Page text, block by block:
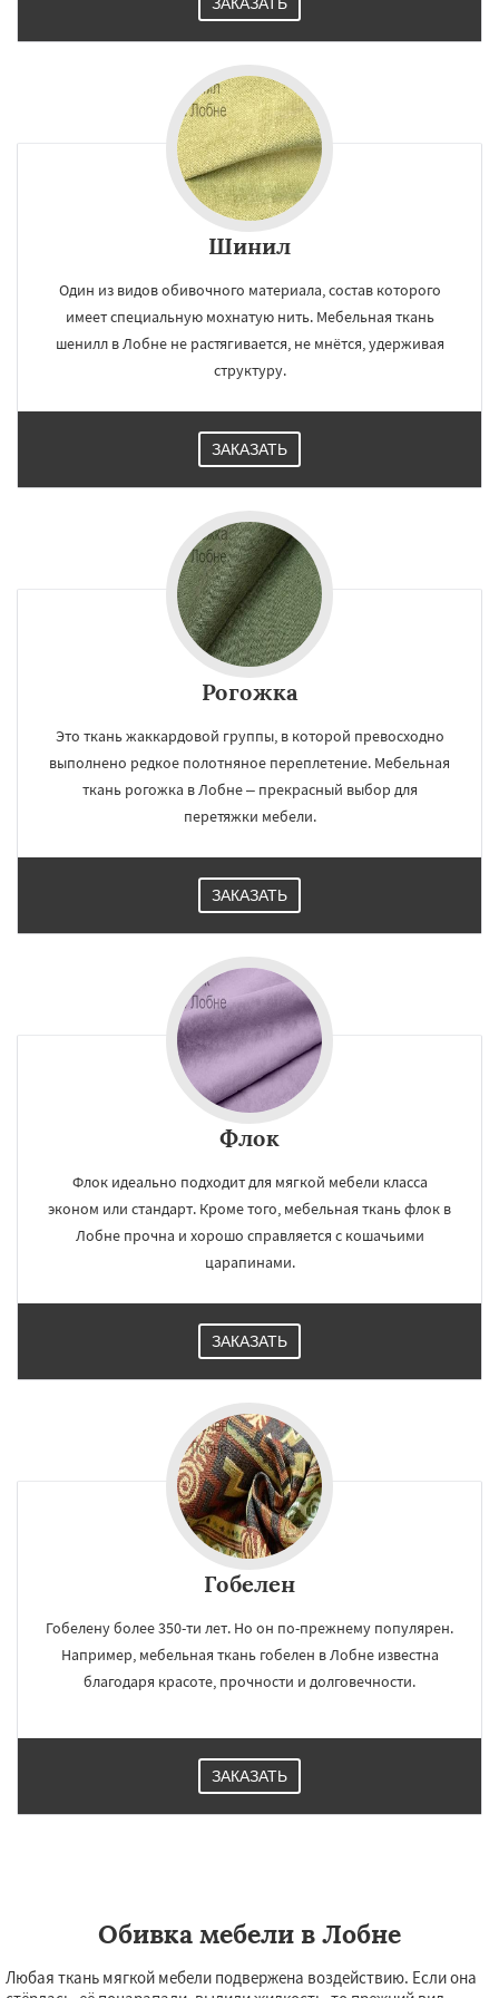
Шинил
Один из видов обивочного материала, состав которого
имеет специальную мохнатую нить. Мебельная ткань
шенилл в Лобне не растягивается, не мнётся, удерживая
структуру.
ЗАКАЗАТЬ
Рогожка
Это ткань жаккардовой группы, в которой превосходно
выполнено редкое полотняное переплетение. Мебельная
ткань рогожка в Лобне – прекрасный выбор для
перетяжки мебели.
ЗАКАЗАТЬ
Флок
Флок идеально подходит для мягкой мебели класса
эконом или стандарт. Кроме того, мебельная ткань флок в
Лобне прочна и хорошо справляется с кошачьими
царапинами.
ЗАКАЗАТЬ
Гобелен
Гобелену более 350-ти лет. Но он по-прежнему популярен.
Например, мебельная ткань гобелен в Лобне известна
благодаря красоте, прочности и долговечности.
ЗАКАЗАТЬ
Обивка мебели в Лобне
Любая ткань мягкой мебели подвержена воздействию. Если она